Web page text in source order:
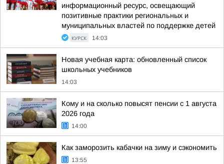
информационный ресурс, освещающий
позитивные практики региональных и
муниципальных властей по поддержке детей
КУРСК 14:03
Новая учебная карта: обновленный список
школьных учебников
14:03
Кому и на сколько повысят пенсии с 1 августа
2026 года
14:00
Как заморозить кабачки на зиму и сэкономить
13:55